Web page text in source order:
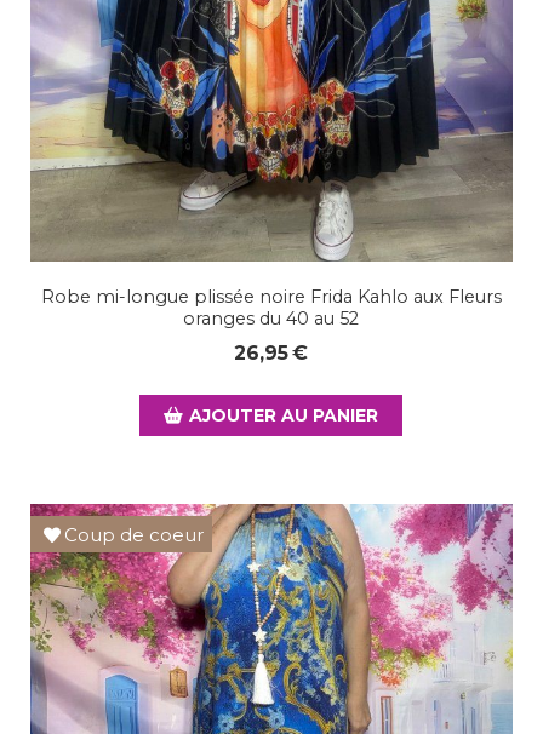
Robe mi-longue plissée noire Frida Kahlo aux Fleurs
oranges du 40 au 52
26,95€
AJOUTER AU PANIER
Coup de coeur